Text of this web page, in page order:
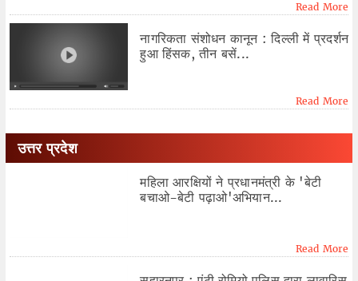
Read More
नागरिकता संशोधन कानून : दिल्ली में प्रदर्शन
हुआ हिंसक, तीन बसें...
Read More
उत्तर प्रदेश
महिला आरक्षियों ने प्रधानमंत्री के 'बेटी
बचाओ-बेटी पढ़ाओ'अभियान...
Read More